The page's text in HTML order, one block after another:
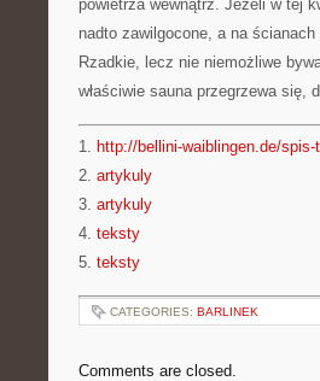
powietrza wewnątrz. Jeżeli w tej
nadto zawilgocone, a na
Rzadkie, lecz nie niemożliwe
właściwie sauna przegrzewa się,
1. http://bellini-waiblingen.de/spis-
2. artykuly
3. artykuly
4. teksty
5. teksty
CATEGORIES: BARLINEK
Comments are closed.